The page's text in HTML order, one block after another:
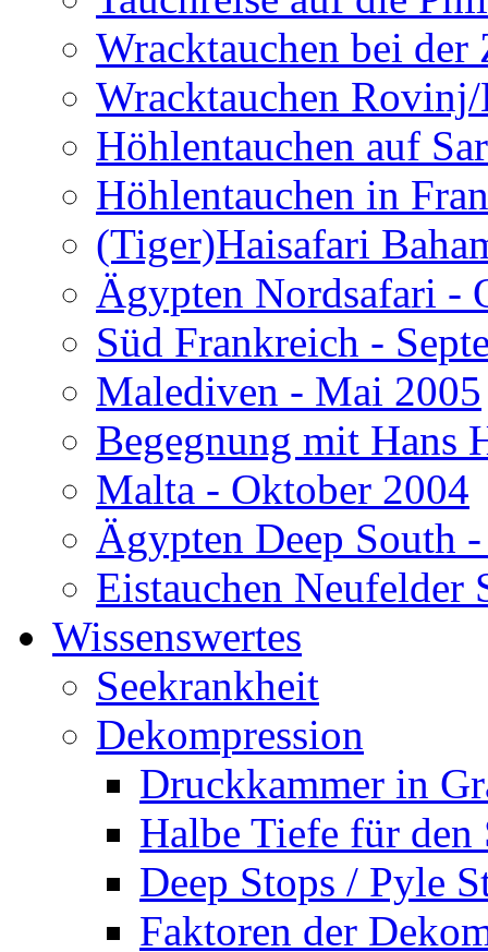
Wracktauchen bei der
Wracktauchen
Höhlentauchen auf
Höhlentauchen in
(Tiger)Haisafari
Ägypten Nordsafari -
Süd Frankreich -
Malediven - Mai 2005
Begegnung mit Hans
Malta - Oktober 2004
Ägypten Deep South
Eistauchen Neufelder
Wissenswertes
Seekrankheit
Dekompression
Druckkammer in
Halbe Tiefe für den
Deep Stops / Pyle
Faktoren der